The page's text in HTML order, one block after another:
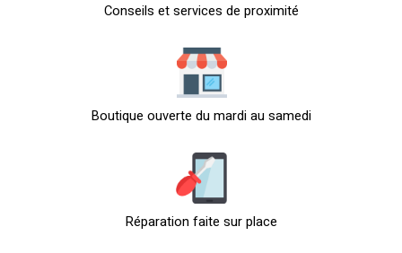
Conseils et services de proximité
Boutique ouverte du mardi au samedi
Réparation faite sur place